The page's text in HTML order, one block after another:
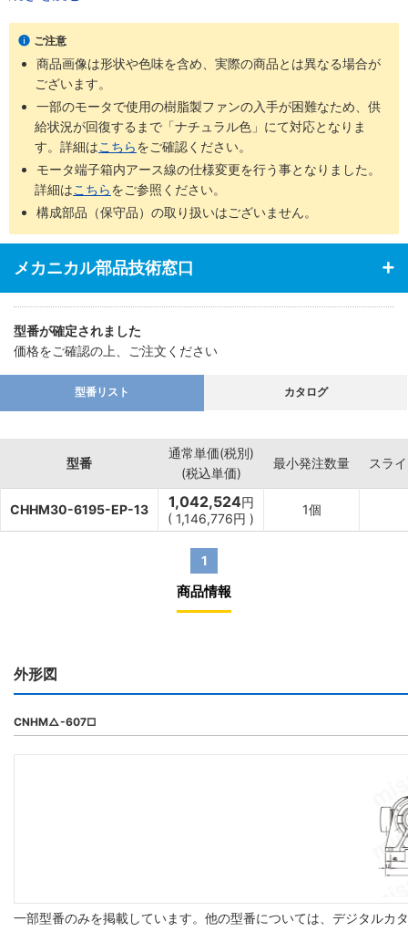
・少ない減速段数で高い減速比を得ること、つまり高効率と高減速
比の両立を可能にしました
・噛み合い率がインボリュートギヤの2～3倍高く、衝撃荷重が発生
しても多くの歯で分散して吸収する為、タフで長寿命な減速機です
・減速機部の材質は耐摩耗・耐疲労性に富む高炭素高クロム軸受鋼
を使用しています
ご注意
商品画像は形状や色味を含め、実際の商品とは異なる場合が
ございます。
一部のモータで使用の樹脂製ファンの入手が困難なため、供
給状況が回復するまで「ナチュラル色」にて対応となりま
す。詳細はこちらをご確認ください。
モータ端子箱内アース線の仕様変更を行う事となりました。
詳細はこちらをご参照ください。
構成部品（保守品）の取り扱いはございません。
メカニカル部品技術窓口
型番が確定されました
価格をご確認の上、ご注文ください
型番リスト カタログ
型番
通常単価(税別)
(税込単価)
最小発注数量 スラ
CHHM30-6195-EP-13 1,042,524円
( 1,146,776円 )
1個
1
商品情報
外形図
CNHM△-607□
一部型番のみを掲載しています。他の型番については、デジタルカ